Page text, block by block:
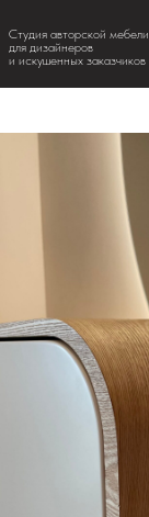
Студия авторской мебели
для дизайнеров
и искушенных заказчиков